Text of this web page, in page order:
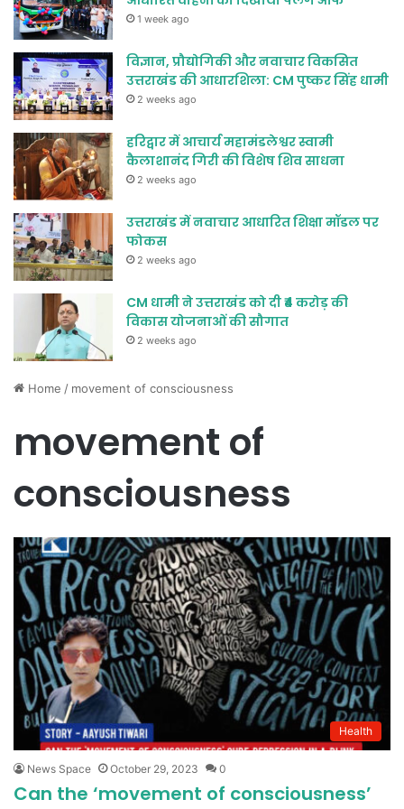
Home / movement of consciousness
movement of
consciousness
Health
News Space October 29, 2023 0
Can the ‘movement of consciousness’
1 week ago
विज्ञान, प्रौद्योगिकी और नवाचार विकसित
उत्तराखंड की आधारशिला: CM पुष्कर सिंह धामी
2 weeks ago
हरिद्वार में आचार्य महामंडलेश्वर स्वामी
कैलाशानंद गिरी की विशेष शिव साधना
2 weeks ago
उत्तराखंड में नवाचार आधारित शिक्षा मॉडल पर
फोकस
2 weeks ago
CM धामी ने उत्तराखंड को दी ₹4 करोड़ की
विकास योजनाओं की सौगात
2 weeks ago